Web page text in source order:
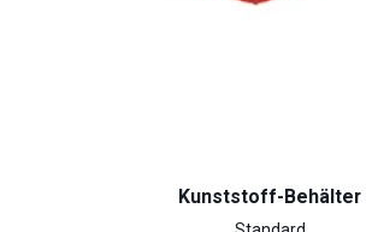
Kunststoff-Behälter